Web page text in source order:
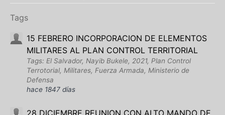
Tags
15 FEBRERO INCORPORACION DE ELEMENTOS
MILITARES AL PLAN CONTROL TERRITORIAL
Tags: El Salvador, Nayib Bukele, 2021, Plan Control
Terrotorial, Militares, Fuerza Armada, Ministerio de
Defensa
hace 1847 días
28 DICIEMBRE REUNION CON ALTO MANDO DE